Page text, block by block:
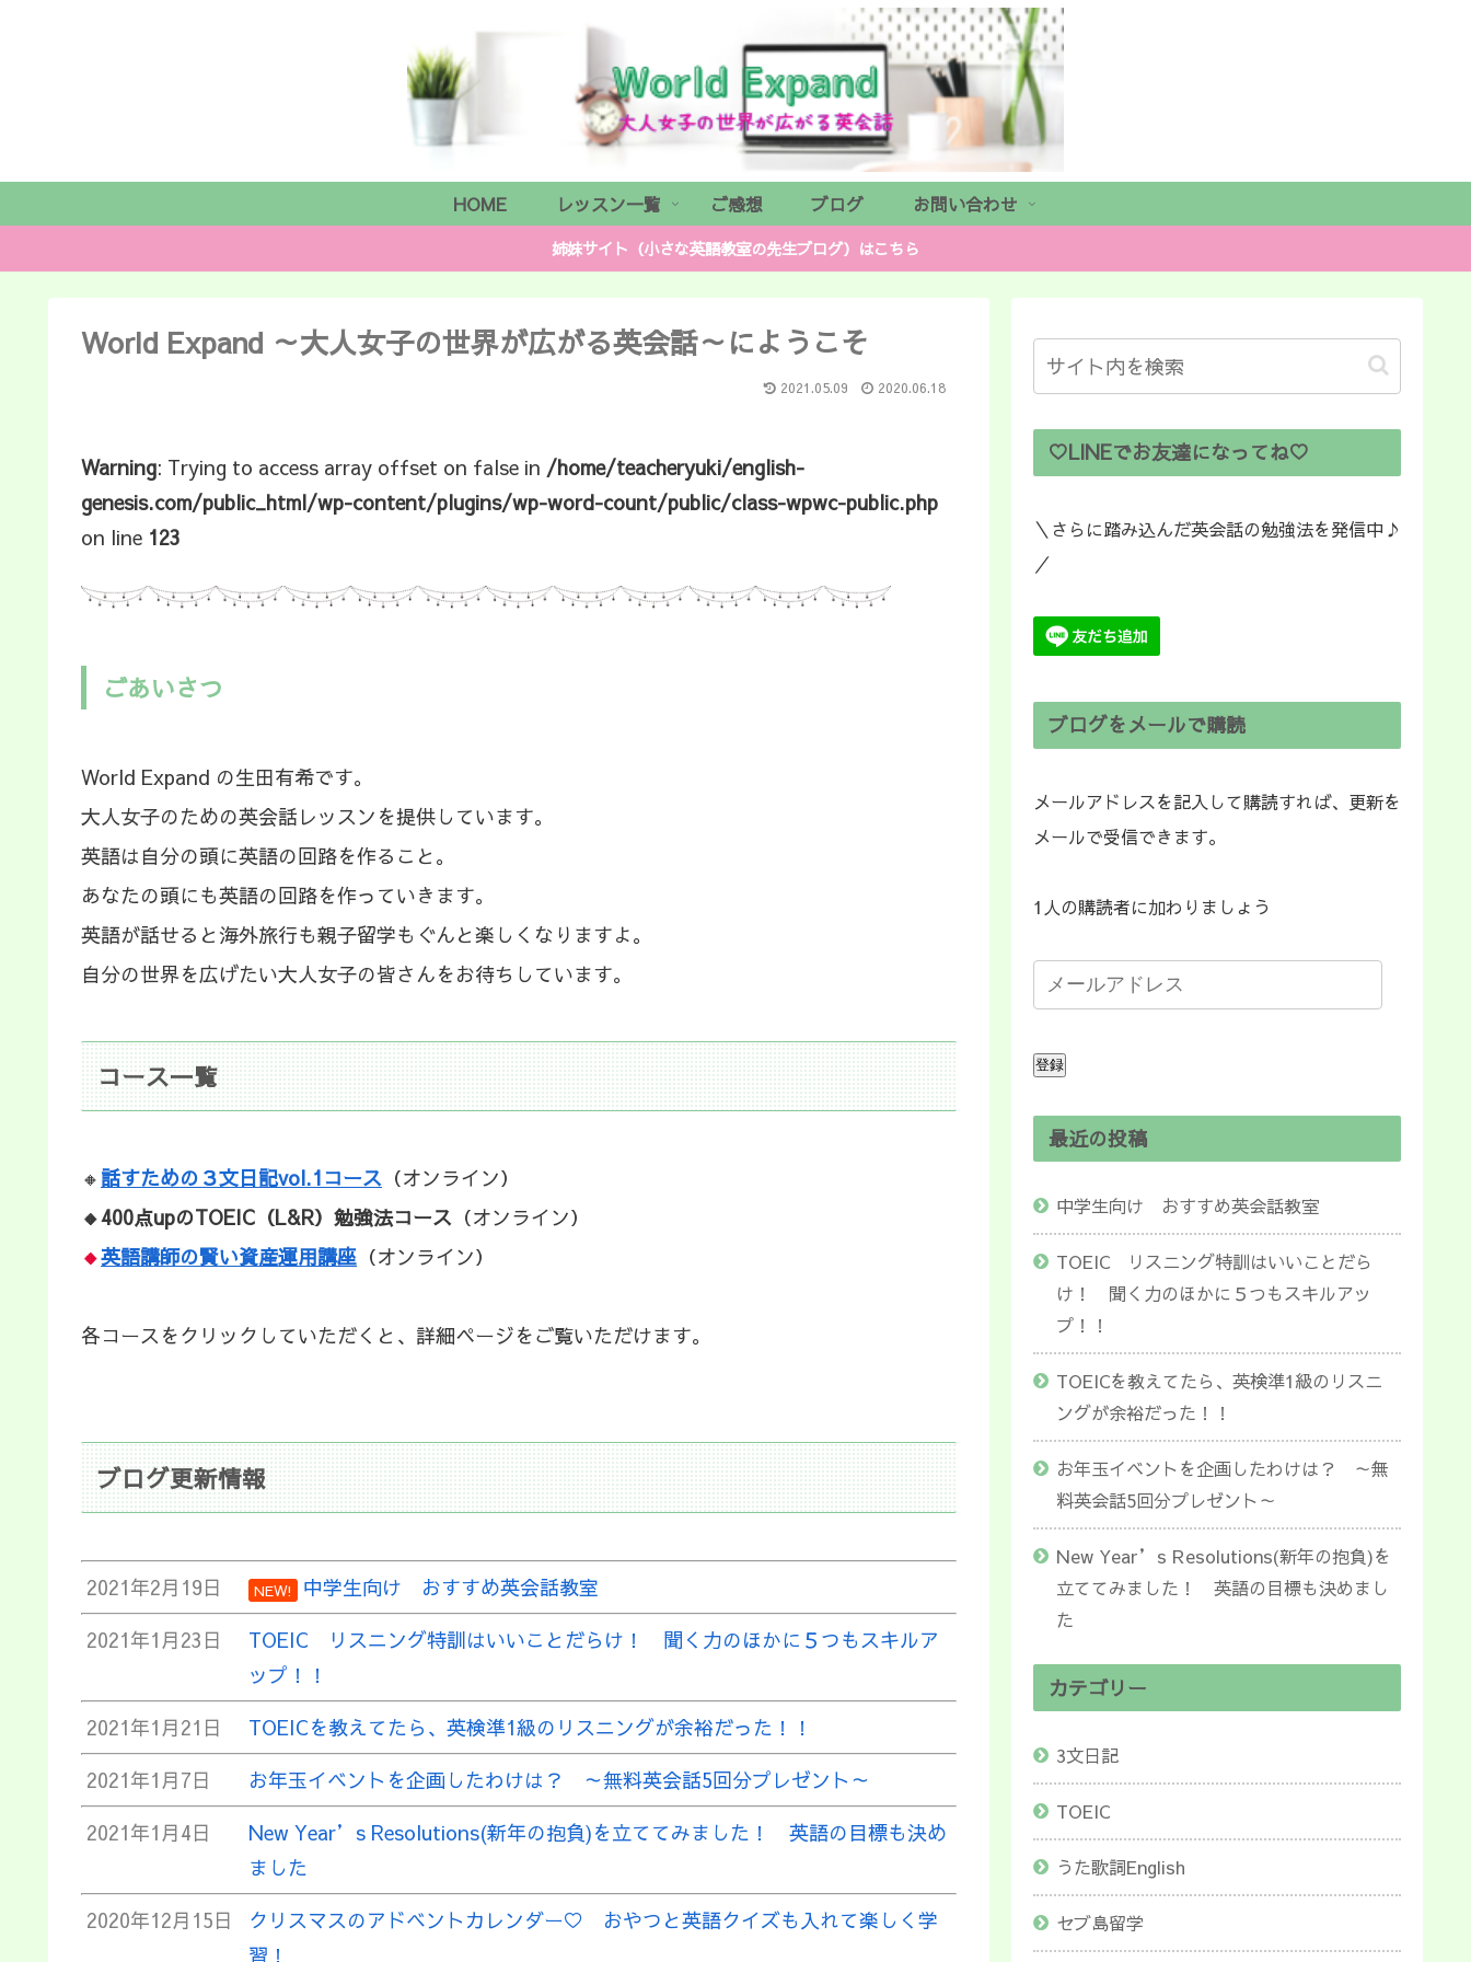
HOME レッスン一覧 ご感想 ブログ お問い合わせ
姉妹サイト（小さな英語教室の先生ブログ）はこちら
World Expand ～大人女子の世界が広がる英会話～にようこそ
2021.05.09 2020.06.18
Warning: Trying to access array offset on false in /home/teacheryuki/english-
genesis.com/public_html/wp-content/plugins/wp-word-count/public/class-wpwc-public.php
on line 123
ごあいさつ
World Expand の生田有希です。
大人女子のための英会話レッスンを提供しています。
英語は自分の頭に英語の回路を作ること。
あなたの頭にも英語の回路を作っていきます。
英語が話せると海外旅行も親子留学もぐんと楽しくなりますよ。
自分の世界を広げたい大人女子の皆さんをお待ちしています。
コース一覧
🔸 話すための３文日記vol.1コース （オンライン）
🔸400点upのTOEIC（L&R）勉強法コース （オンライン）
🔸英語講師の賢い資産運用講座 （オンライン）
各コースをクリックしていただくと、詳細ページをご覧いただけます。
ブログ更新情報
2021年2月19日 NEW!
中学生向け おすすめ英会話教室
2021年1月23日
TOEIC リスニング特訓はいいことだらけ！ 聞く力のほかに５つもスキルア
ップ！！
2021年1月21日
TOEICを教えてたら、英検準1級のリスニングが余裕だった！！
2021年1月7日
お年玉イベントを企画したわけは？ ～無料英会話5回分プレゼント～
2021年1月4日
New Year’s Resolutions(新年の抱負)を立ててみました！ 英語の目標も決め
ました
2020年12月15日
クリスマスのアドベントカレンダー♡ おやつと英語クイズも入れて楽しく学
習！
♡LINEでお友達になってね♡
＼さらに踏み込んだ英会話の勉強法を発信中♪
／
ブログをメールで購読
メールアドレスを記入して購読すれば、更新を
メールで受信できます。
1人の購読者に加わりましょう
登録
最近の投稿
中学生向け おすすめ英会話教室
TOEIC リスニング特訓はいいことだら
け！ 聞く力のほかに５つもスキルアッ
プ！！
TOEICを教えてたら、英検準1級のリスニ
ングが余裕だった！！
お年玉イベントを企画したわけは？ ～無
料英会話5回分プレゼント～
New Year’s Resolutions(新年の抱負)を
立ててみました！ 英語の目標も決めまし
た
カテゴリー
3文日記
TOEIC
うた歌詞English
セブ島留学